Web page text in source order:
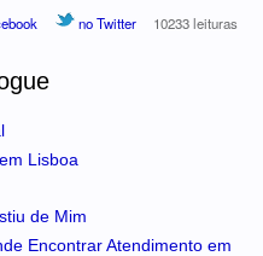
no Twitter 10233 leituras
Lisboa
de Mim
Encontrar Atendimento em